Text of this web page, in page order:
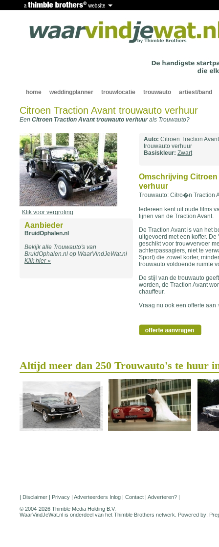
home weddingplanner trouwlocatie trouwauto artiest/band
Citroen Traction Avant trouwauto verhuur
Een Citroen Traction Avant trouwauto verhuurals Trouwauto?
Klik voor vergroting
Aanbieder
BruidOphalen.nl
Bekijk alle Trouwauto's van
BruidOphalen.nl op WaarVindJeWat.nl
Klik hier »
Auto: Citroen Traction Avant
trouwauto verhuur
Basiskleur: Zwart
Omschrijving
verhuur
Trouwauto: Citro�n Traction
Iedereen kent uit oude films
lijnen van de Traction Avant.
De Traction Avant is van het
uitgevoerd met een koffer.
geschikt voor trouwvervoer
achterpassagiers, niet te
Sport) die zowel korter,
trouwauto voldoende ruimte
De stijl van de trouwauto
worden, de Traction Avant
chauffeur.
Vraag nu ook een offerte aan
Altijd meer dan 250 Trouwauto's te huur
| Disclaimer | Privacy | Adverteerders Inlog | Contact | Adverteren? |
© 2004-2026 Thimble Media Holding B.V.
WaarVindJeWat.nl is onderdeel van het Thimble Brothers netwerk. Powered by: